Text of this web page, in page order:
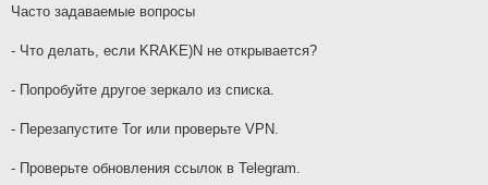
Часто задаваемые вопросы
- Что делать, если KRAKE)N не открывается?
- Попробуйте другое зеркало из списка.
- Перезапустите Tor или проверьте VPN.
- Проверьте обновления ссылок в Telegram.